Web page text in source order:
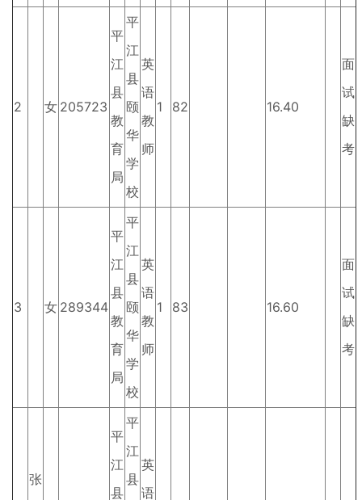
2 女 205723
平
江
县
教
育
局
平
江
县
颐
华
学
校
英
语
教
师
1 82 16.40
面
试
缺
考
3 女 289344
平
江
县
教
育
局
平
江
县
颐
华
学
校
英
语
教
师
1 83 16.60
面
试
缺
考
张
平
江
县
平
江
县
英
语